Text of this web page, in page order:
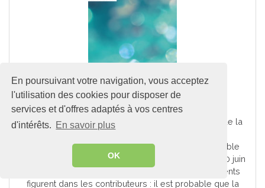
En poursuivant votre navigation, vous acceptez
l'utilisation des cookies pour disposer de
services et d'offres adaptés à vos centres
d'intérêts. En savoir plus
OK
Conseils pour l'été
En juillet - août 2023, la plupart des départements de la
coproscopiques, montrant la présence de l’ensemble
des parasites internes. Sur la période du 11 mai au 10 juin
2024, l’on peut constater : - que seuls 6 départements
figurent dans les contributeurs : il est probable que la